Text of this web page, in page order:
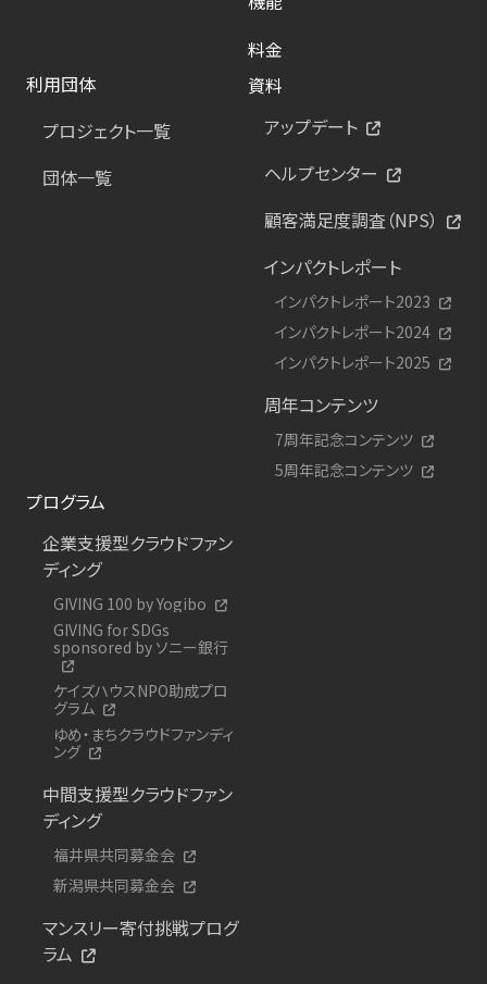
料金
利用団体
プロジェクト一覧
団体一覧
資料
アップデート
ヘルプセンター
顧客満足度調査（NPS）
インパクトレポート
インパクトレポート2023
インパクトレポート2024
インパクトレポート2025
周年コンテンツ
7周年記念コンテンツ
5周年記念コンテンツ
プログラム
企業支援型クラウドファン
ディング
GIVING 100 by Yogibo
GIVING for SDGs
sponsored by ソニー銀行
ケイズハウスNPO助成プロ
グラム
ゆめ・まちクラウドファンディ
ング
中間支援型クラウドファン
ディング
福井県共同募金会
新潟県共同募金会
マンスリー寄付挑戦プログ
ラム